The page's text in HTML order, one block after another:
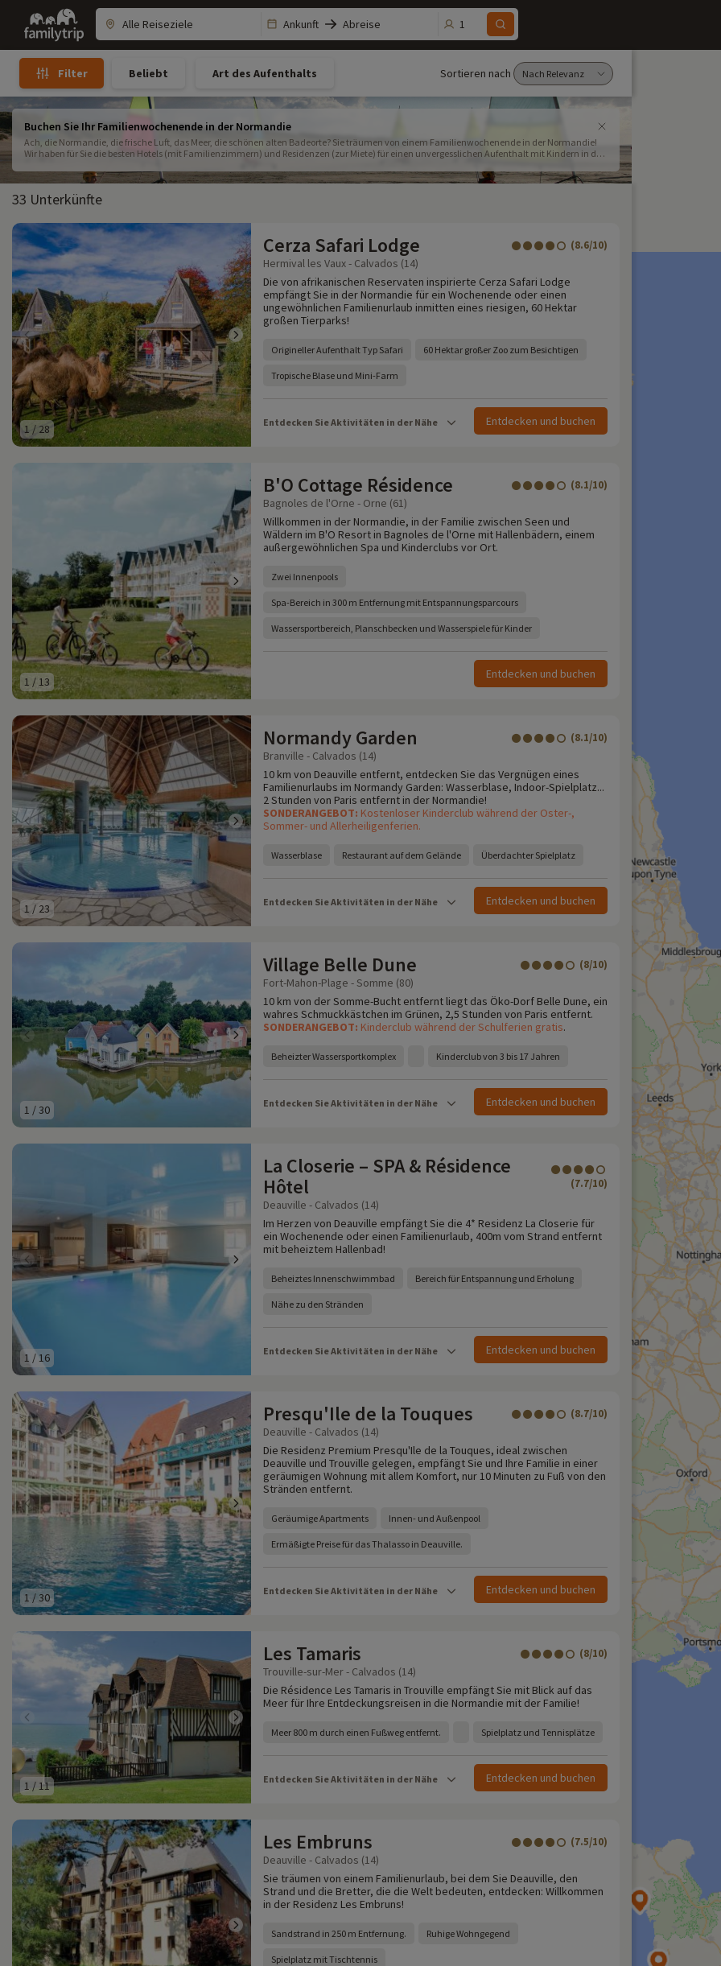
Family
trip
Ankunft Abreise 1
Filter Beliebt Art des Aufenthalts Sortieren nach
Buchen Sie Ihr Familienwochenende in der Normandie
Ach, die Normandie, die frische Luft, das Meer, die schönen alten Badeorte? Sie träumen von einem Familienwochenende in der Normandie!
Wir haben für Sie die besten Hotels (mit Familienzimmern) und Residenzen (zur Miete) für einen unvergesslichen Aufenthalt mit Kindern in der
33 Unterkünfte
1 / 28
Cerza Safari Lodge (8.6/10)
Hermival les Vaux - Calvados (14)
Die von afrikanischen Reservaten inspirierte Cerza Safari Lodge
empfängt Sie in der Normandie für ein Wochenende oder einen
ungewöhnlichen Familienurlaub inmitten eines riesigen, 60 Hektar
großen Tierparks!
Origineller Aufenthalt Typ Safari 60 Hektar großer Zoo zum Besichtigen
Tropische Blase und Mini-Farm
Entdecken Sie Aktivitäten in der Nähe Entdecken und buchen
1 /13
B'O Cottage Résidence (8.1/10)
Bagnoles de l'Orne - Orne (61)
Willkommen in der Normandie, in der Familie zwischen Seen und
Wäldern im B'O Resort in Bagnoles de l'Orne mit Hallenbädern, einem
außergewöhnlichen Spa und Kinderclubs vor Ort.
Zwei Innenpools
Spa-Bereich in 300 m Entfernung mit Entspannungsparcours
Wassersportbereich, Planschbecken und Wasserspiele für Kinder
Entdecken und buchen
1 / 23
Normandy Garden (8.1/10)
Branville - Calvados (14)
10 km von Deauville entfernt, entdecken Sie das Vergnügen eines
Familienurlaubs im Normandy Garden: Wasserblase, Indoor-Spielplatz...
2 Stunden von Paris entfernt in der Normandie!
SONDERANGEBOT: Kostenloser Kinderclub während der Oster-,
Sommer- und Allerheiligenferien.
Wasserblase Restaurant auf dem Gelände Überdachter Spielplatz
Entdecken Sie Aktivitäten in der Nähe Entdecken und buchen
1 /30
Village Belle Dune (8/10)
Fort-Mahon-Plage - Somme (80)
10 km von der Somme-Bucht entfernt liegt das Öko-Dorf Belle Dune, ein
wahres Schmuckkästchen im Grünen, 2,5 Stunden von Paris entfernt.
SONDERANGEBOT: Kinderclub während der Schulferien gratis.
Beheizter Wassersportkomplex Kinderclub von 3 bis 17 Jahren
Entdecken Sie Aktivitäten in der Nähe Entdecken und buchen
1 /16
La Closerie – SPA & Résidence
Hôtel
(7.7/10)
Deauville - Calvados (14)
Im Herzen von Deauville empfängt Sie die 4* Residenz La Closerie für
ein Wochenende oder einen Familienurlaub, 400m vom Strand entfernt
mit beheiztem Hallenbad!
Beheiztes Innenschwimmbad Bereich für Entspannung und Erholung
Nähe zu den Stränden
Entdecken Sie Aktivitäten in der Nähe Entdecken und buchen
1 /30
Presqu'Ile de la Touques (8.7/10)
Deauville - Calvados (14)
Die Residenz Premium Presqu'Ile de la Touques, ideal zwischen
Deauville und Trouville gelegen, empfängt Sie und Ihre Familie in einer
geräumigen Wohnung mit allem Komfort, nur 10 Minuten zu Fuß von den
Stränden entfernt.
Geräumige Apartments Innen- und Außenpool
Ermäßigte Preise für das Thalasso in Deauville.
Entdecken Sie Aktivitäten in der Nähe Entdecken und buchen
1 /11
Les Tamaris (8/10)
Trouville-sur-Mer - Calvados (14)
Die Résidence Les Tamaris in Trouville empfängt Sie mit Blick auf das
Meer für Ihre Entdeckungsreisen in die Normandie mit der Familie!
Meer 800 m durch einen Fußweg entfernt. Spielplatz und Tennisplätze
Entdecken Sie Aktivitäten in der Nähe Entdecken und buchen
Les Embruns (7.5/10)
Deauville - Calvados (14)
Sie träumen von einem Familienurlaub, bei dem Sie Deauville, den
Strand und die Bretter, die die Welt bedeuten, entdecken: Willkommen
in der Residenz Les Embruns!
Sandstrand in 250 m Entfernung. Ruhige Wohngegend
Spielplatz mit Tischtennis